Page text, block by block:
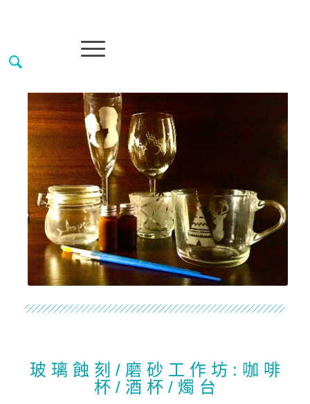
玻 璃 蝕 刻 / 磨 砂 工 作 坊 : 咖 啡
杯 / 酒 杯 / 燭 台